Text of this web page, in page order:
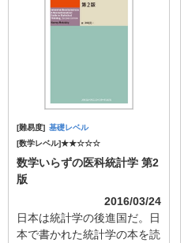
[難易度] 基礎レベル
[数学レベル]★★☆☆☆
数学いらずの医科統計学 第2
版
2016/03/24
日本は統計学の後進国だ。日
本で書かれた統計学の本を読